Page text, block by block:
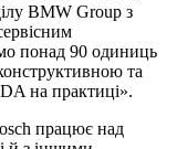
BMW Group з
понад 90 одиниць
та
на практиці».
працює над